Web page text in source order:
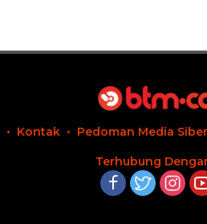
Kontak Pedoman Media Siber
Terhubung